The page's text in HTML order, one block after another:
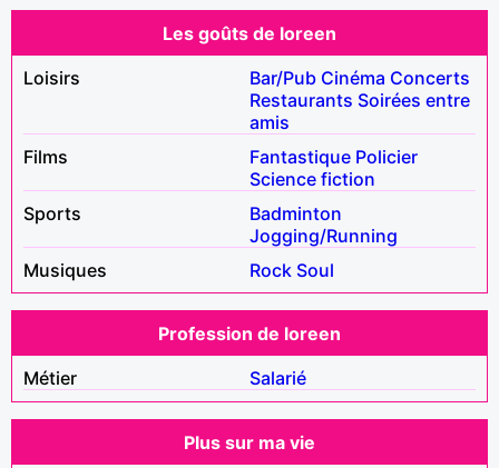
Les goûts de loreen
Loisirs
Bar/Pub Cinéma Concerts
Restaurants Soirées entre
amis
Films
Fantastique Policier
Science fiction
Sports
Badminton
Jogging/Running
Musiques
Rock Soul
Profession de loreen
Métier
Salarié
Plus sur ma vie